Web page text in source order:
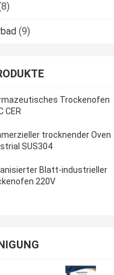
(9)
Trockenofen
CER
trocknender Oven
SUS304
Blatt-industrieller
220V